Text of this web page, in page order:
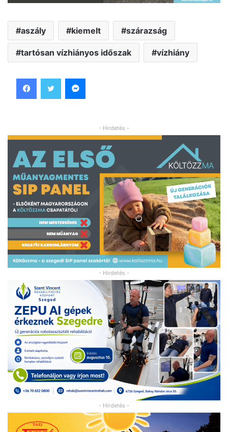
aszály kiemelt szárazság
tartósan vízhiányos időszak vízhiány
- Hirdetés -
- Hirdetés -
- Hirdetés -